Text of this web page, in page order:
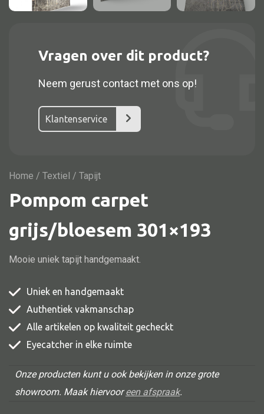
Vitrine
Fautteuil
Barstoel
Kinderstoel
Kruk
Stoel overig
Alle banken
Bank gestoffeerd
Bank IJzer
Vragen over dit product?
Neem gerust contact met ons op!
Klantenservice
Home / Textiel / Tapijt
Pompom carpet
grijs/bloesem 301×193
Mooie uniek tapijt handgemaakt.
Uniek en handgemaakt
Authentiek vakmanschap
Alle artikelen op kwaliteit gecheckt
Eyecatcher in elke ruimte
Onze producten kunt u ook bekijken in onze grote
showroom. Maak hiervooreen afspraak.